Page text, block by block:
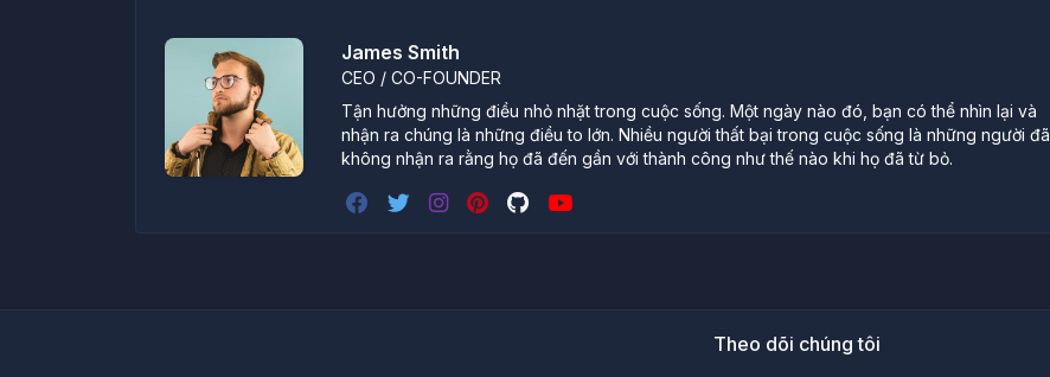
James Smith
CEO / CO-FOUNDER
Tận hưởng những điều nhỏ nhặt trong cuộc sống. Một ngày nào đó, bạn có thể nhìn lại và
nhận ra chúng là những điều to lớn. Nhiều người thất bại trong cuộc sống là những người đã
không nhận ra rằng họ đã đến gần với thành công như thế nào khi họ đã từ bỏ.
Theo dõi chúng tôi